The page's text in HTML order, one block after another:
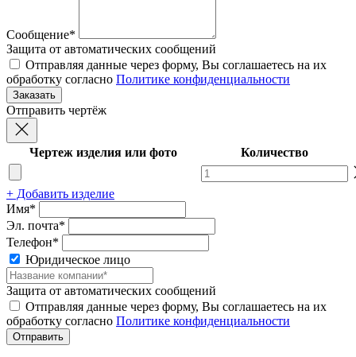
Сообщение*
Защита от автоматических сообщений
Отправляя данные через форму, Вы соглашаетесь на их
обработку согласно Политике конфиденциальности
Отправить чертёж
Чертеж изделия или фото Количество
+ Добавить изделие
Имя*
Эл. почта*
Телефон*
Юридическое лицо
Защита от автоматических сообщений
Отправляя данные через форму, Вы соглашаетесь на их
обработку согласно Политике конфиденциальности